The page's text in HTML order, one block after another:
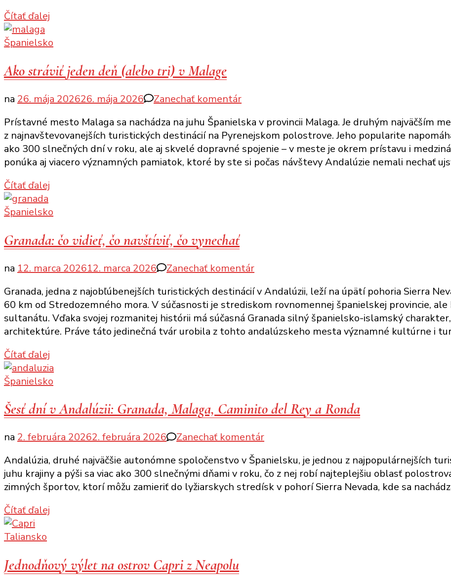
Čítať ďalej
Španielsko
Ako stráviť jeden deň (alebo tri) v Malage
na 26. mája 202626. mája 2026 Zanechať komentárk
Ako
stráviť
jeden
deň
Prístavné mesto Malaga sa nachádza na juhu Španielska v provincii Malaga. Je druhým najväčším
z najnavštevovanejších turistických destinácií na Pyrenejskom polostrove. Jeho popularite
ako 300 slnečných dní v roku, ale aj skvelé dopravné spojenie – v meste je okrem prístavu i
ponúka aj viacero významných pamiatok, ktoré by ste si počas návštevy Andalúzie nemali nechať
Čítať ďalej
Španielsko
Granada: čo vidieť, čo navštíviť, čo vynechať
na 12. marca 202612. marca 2026 Zanechať komentárk
Granada:
čo
vidieť,
čo
Granada, jedna z najobľúbenejších turistických destinácií v Andalúzii, leží na úpätí pohoria Sierra
60 km od Stredozemného mora. V súčasnosti je strediskom rovnomennej španielskej provincie,
sultanátu. Vďaka svojej rozmanitej histórii má súčasná Granada silný španielsko-islamský
architektúre. Práve táto jedinečná tvár urobila z tohto andalúzskeho mesta významné kultúrne i
Čítať ďalej
Španielsko
Šesť dní v Andalúzii: Granada, Malaga, Caminito del Rey a Ronda
na 2. februára 20262. februára 2026 Zanechať komentárk
Šesť
dní
v Andalúzii:
Andalúzia, druhé najväčšie autonómne spoločenstvo v Španielsku, je jednou z najpopulárnejších
juhu krajiny a pýši sa viac ako 300 slnečnými dňami v roku, čo z nej robí najteplejšiu oblasť
zimných športov, ktorí môžu zamieriť do lyžiarskych stredísk v pohorí Sierra Nevada, kde sa
Čítať ďalej
Taliansko
Jednodňový výlet na ostrov Capri z Neapolu